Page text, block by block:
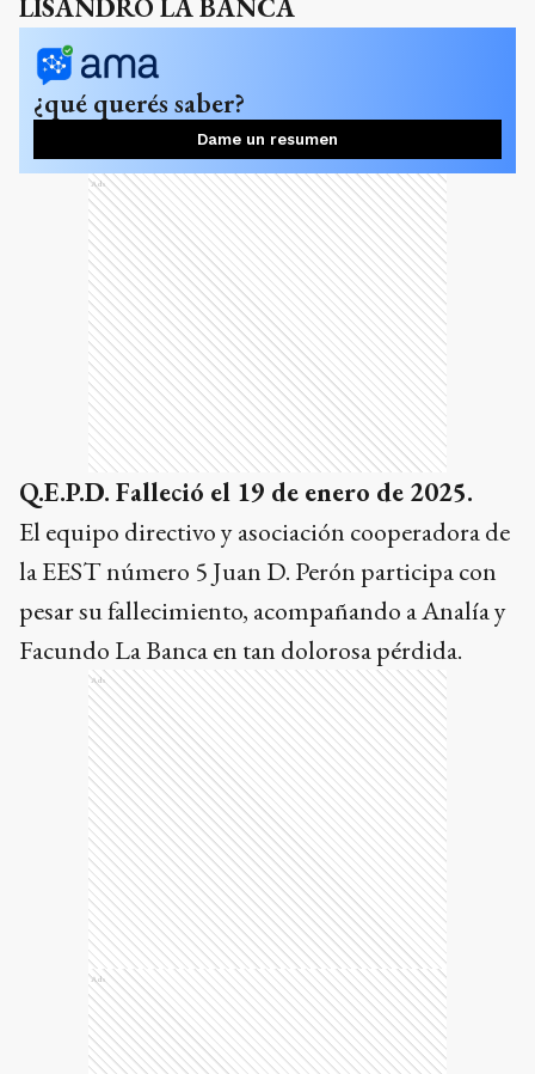
LISANDRO LA BANCA
¿qué querés saber?
Dame un resumen
Ads
Q.E.P.D. Falleció el 19 de enero de 2025.
El equipo directivo y asociación cooperadora de
la EEST número 5 Juan D. Perón participa con
pesar su fallecimiento, acompañando a Analía y
Facundo La Banca en tan dolorosa pérdida.
Ads
Ads